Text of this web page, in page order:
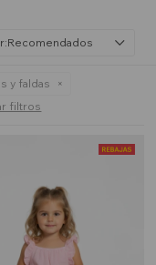
Recomendados
y faldas
filtros